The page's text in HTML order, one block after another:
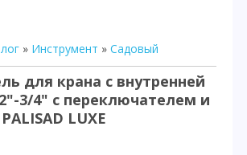
» Инструмент » Садовый
для крана с внутренней
3/4" с переключателем и
LUXE